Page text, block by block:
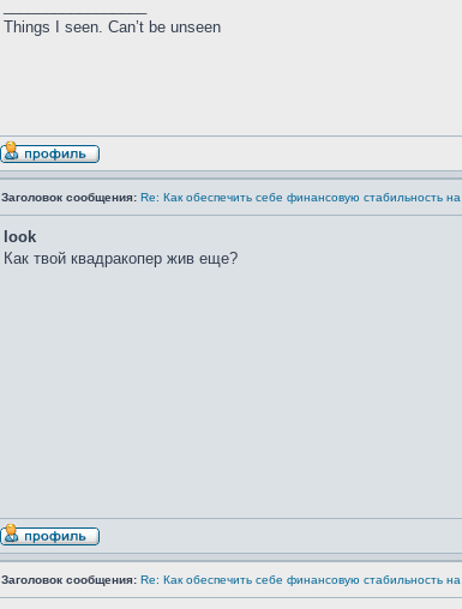
Things I seen. Can’t be unseen
Заголовок сообщения: Re: Как обеспечить себе финансовую стабильность на
look
Как твой квадракопер жив еще?
Заголовок сообщения: Re: Как обеспечить себе финансовую стабильность на